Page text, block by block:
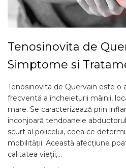
Tenosinovita de
Simptome si
Tenosinovita de Quervain este
frecventă a încheieturii mâinii,
mare. Se caracterizează prin
înconjoară tendoanele
scurt al policelui, ceea ce
mobilității. Această afecțiune
calitatea vieții,...